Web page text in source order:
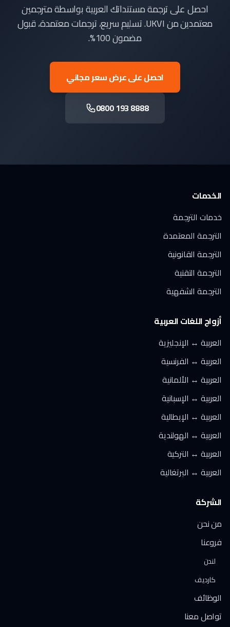
احصل على ترجمة مستنداتك العربية بواسطة مترجمين
معتمدين من UKVI. تسليم سريع، ترجمات معتمدة، قبول
مضمون 100%.
احصل على عرض سعر مجاني
0800 193 8888
الخدمات
خدمات الترجمة
الترجمة المعتمدة
الترجمة القانونية
الترجمة التقنية
الترجمة الشفهية
أزواج اللغات العربية
العربية ↔ الإنجليزية
العربية ↔ الفرنسية
العربية ↔ الألمانية
العربية ↔ الإسبانية
العربية ↔ الإيطالية
العربية ↔ الهولندية
العربية ↔ التركية
العربية ↔ البرتغالية
الشركة
من نحن
فروعنا
لندن
كارديف
الوظائف
تواصل معنا